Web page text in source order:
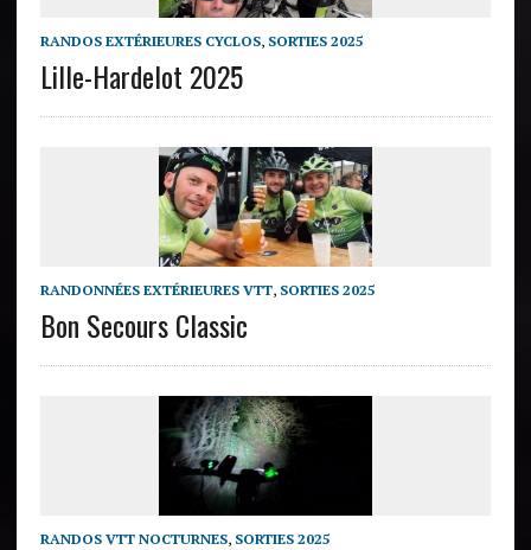
RANDOS EXTÉRIEURES CYCLOS, SORTIES 2025
Lille-Hardelot 2025
RANDONNÉES EXTÉRIEURES VTT, SORTIES 2025
Bon Secours Classic
RANDOS VTT NOCTURNES, SORTIES 2025